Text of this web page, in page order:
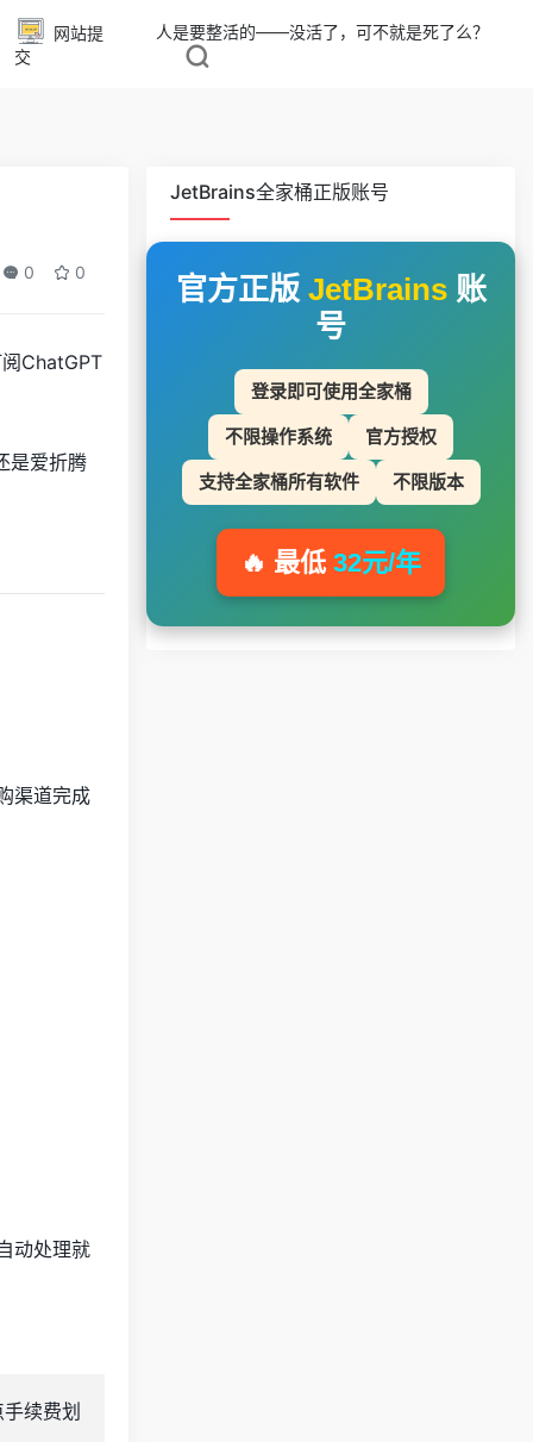
网站提
交
人是要整活的——没活了，可不就是死了么？
0 0
ChatGPT
是爱折腾
渠道完成
动处理就
续费划
JetBrains全家桶正版账号
官方正版 JetBrains账
号
登录即可使用全家桶
不限操作系统 官方授权
支持全家桶所有软件 不限版本
🔥 最低 32元/年